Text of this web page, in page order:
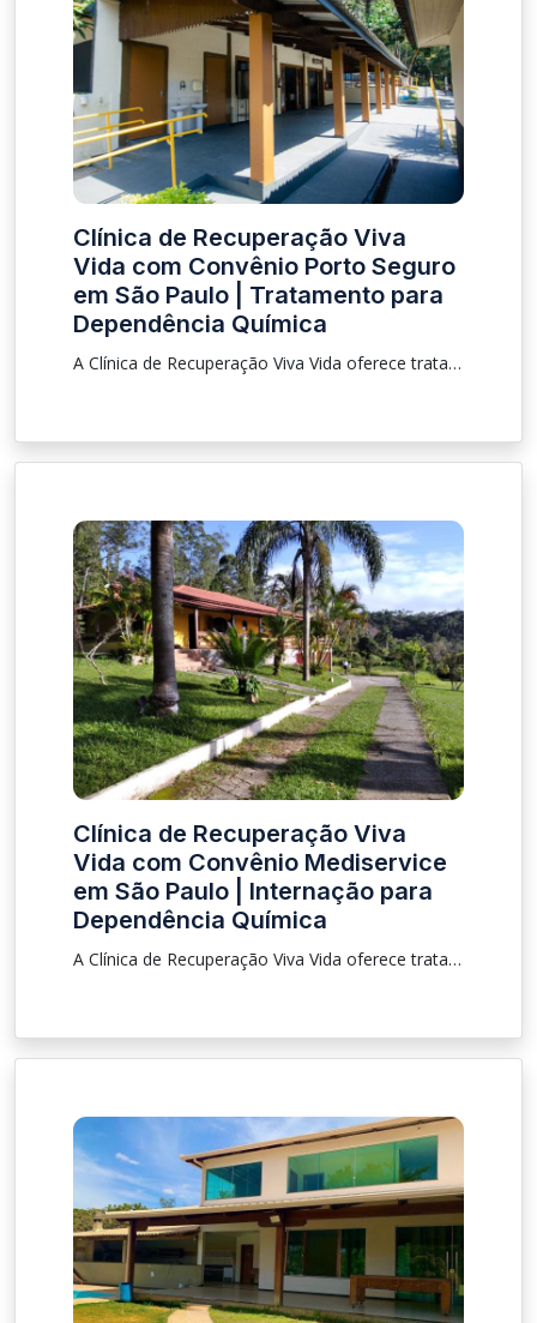
Clínica de Recuperação Viva
Vida com Convênio Porto Seguro
em São Paulo | Tratamento para
Dependência Química
A Clínica de Recuperação Viva Vida oferece tratamento para dependência química e alcoolismo com convênio Porto Seguro em São Paulo. Internação especializada e acompanhamento terapêutico.
Clínica de Recuperação Viva
Vida com Convênio Mediservice
em São Paulo | Internação para
Dependência Química
A Clínica de Recuperação Viva Vida oferece tratamento para dependência química e alcoolismo com convênio Mediservice em São Paulo. Saiba como funciona a internação e o acompanhamento terapêutico.